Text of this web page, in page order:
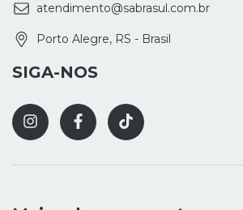
atendimento@sabrasul.com.br
Porto Alegre, RS - Brasil
SIGA-NOS